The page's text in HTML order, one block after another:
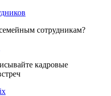
сотрудникам?
кадровые